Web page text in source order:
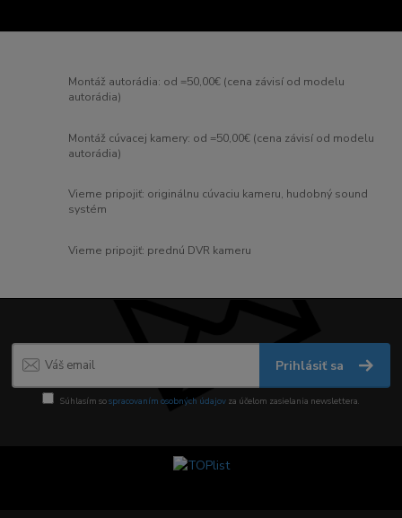
Montáž autorádia: od =50,00€ (cena závisí od modelu
autorádia)
Montáž cúvacej kamery: od =50,00€ (cena závisí od modelu
autorádia)
Vieme pripojiť: originálnu cúvaciu kameru, hudobný sound
systém
Vieme pripojiť: prednú DVR kameru
Prihlásiť sa
Súhlasím sospracovaním osobných údajov za účelom zasielania newslettera.